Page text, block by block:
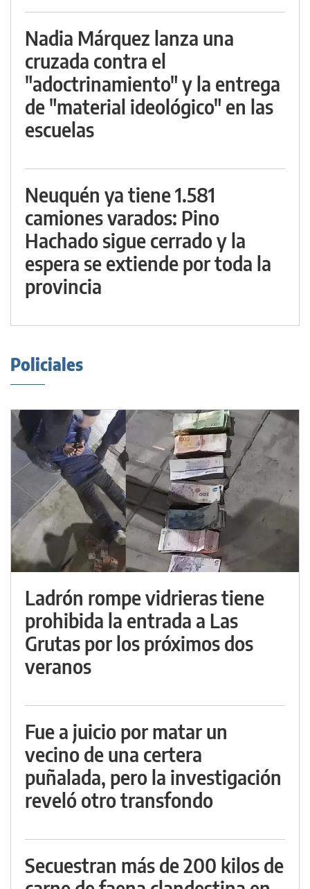
Nadia Márquez lanza una
cruzada contra el
"adoctrinamiento" y la entrega
de "material ideológico" en las
escuelas
Neuquén ya tiene 1.581
camiones varados: Pino
Hachado sigue cerrado y la
espera se extiende por toda la
provincia
Policiales
Ladrón rompe vidrieras tiene
prohibida la entrada a Las
Grutas por los próximos dos
veranos
Fue a juicio por matar un
vecino de una certera
puñalada, pero la investigación
reveló otro transfondo
Secuestran más de 200 kilos de